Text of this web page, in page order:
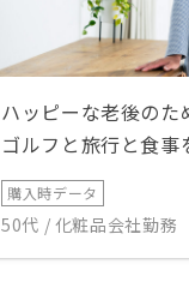
ハッピーな老後のた
ゴルフと旅行と食事
購入時データ
50代 / 化粧品会社勤務